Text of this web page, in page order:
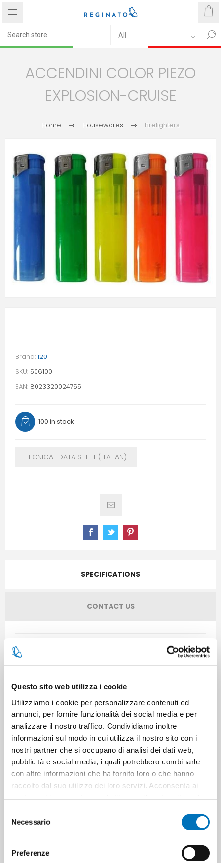
Questo sito web utilizza i cookie
Utilizziamo i cookie per personalizzare contenuti ed
annunci, per fornire funzionalità dei social media e per
analizzare il nostro traffico. Condividiamo inoltre
informazioni sul modo in cui utilizza il nostro sito con i
nostri partner che si occupano di analisi dei dati web,
pubblicità e social media, i quali potrebbero combinarle
con altre informazioni che ha fornito loro o che hanno
raccolto dal suo utilizzo dei loro servizi. Acconsenta ai
delNecessario
Preferenze
ACCENDINI COLOR PIEZO
EXPLOSION-CRUISE
Home Housewares Firelighters
Brand: 120
SKU: 506100
EAN: 8023320024755
100 in stock
TECNICAL DATA SHEET (ITALIAN)
SPECIFICATIONS
CONTACT US
50
Cartons for layer 0
Minimum sale 50
PRODUCT TAGS accendini
4022364494796 8056370184415